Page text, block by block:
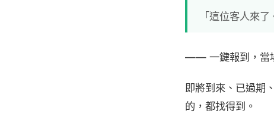
「這位客人來了
—— 一鍵報到，當
即將到來、已過期
的，都找得到。